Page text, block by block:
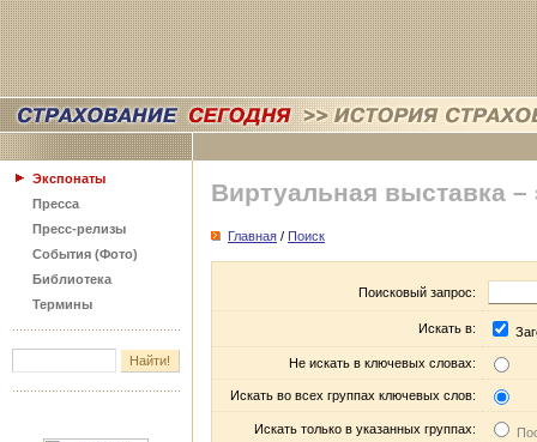
Экспонаты
Пресса
Пресс-релизы
События (Фото)
Библиотека
Термины
Виртуальная выставка –
Главная / Поиск
Поисковый запрос:
Искать в:
Не искать в ключевых словах:
Искать во всех группах ключевых слов:
Искать только в указанных группах: